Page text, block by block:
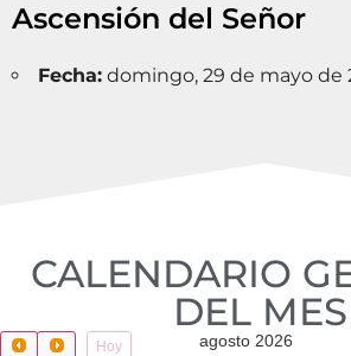
Ascensión del Señor
Fecha: domingo, 29 de mayo de
CALENDARIO
DEL MES​
Hoy agosto 2026